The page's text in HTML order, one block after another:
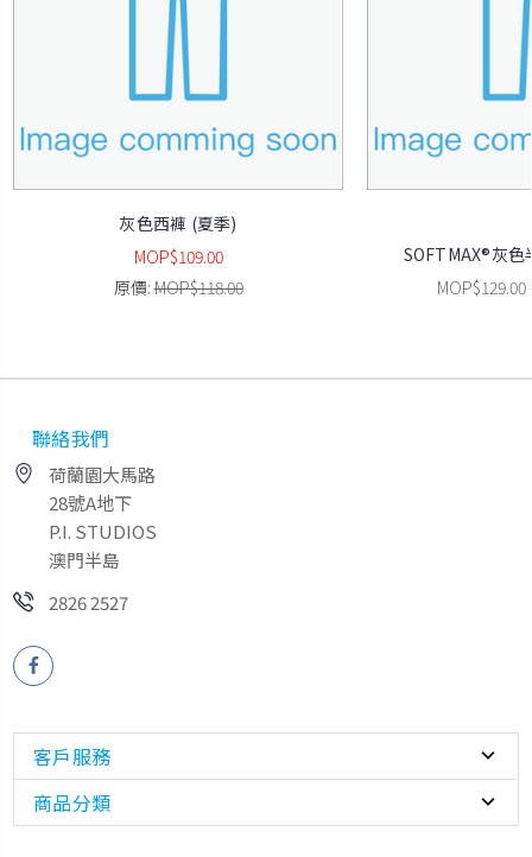
灰色西褲 (夏季)
MOP$109.00
原價:MOP$118.00
SOFTMAX®灰
聯絡我們
荷蘭園大馬路
28號A地下
P.I. STUDIOS
澳門半島
2826 2527
客戶服務
商品分類